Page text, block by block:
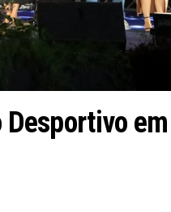
Desportivo em